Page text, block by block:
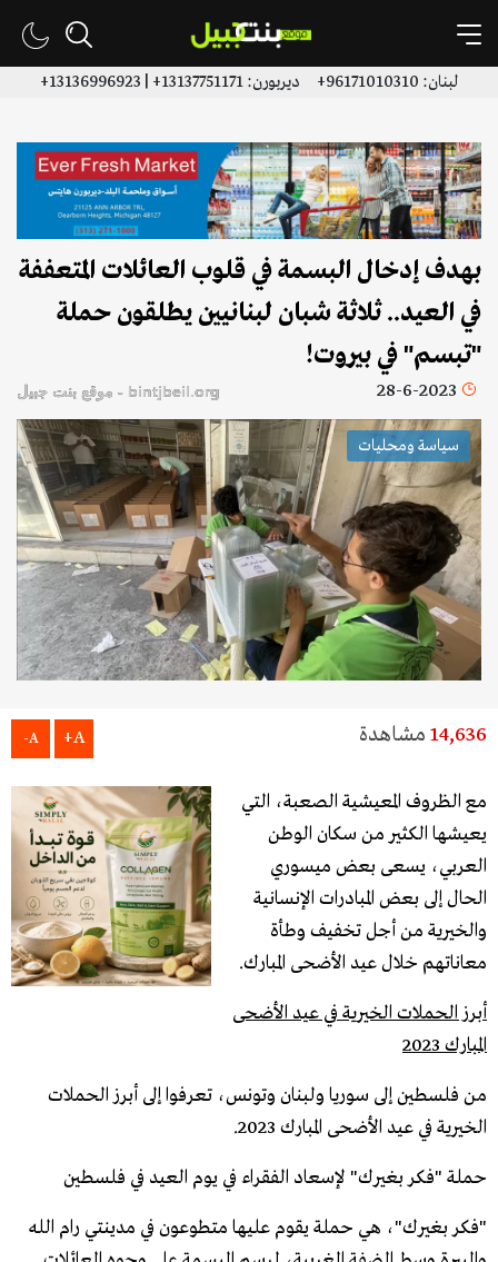
لبنان: 96171010310+ ديربورن: 13137751171+ | 13136996923+
بهدف إدخال البسمة في قلوب العائلات المتعففة
في العيد.. ثلاثة شبان لبنانيين يطلقون حملة
"تبسم" في بيروت!
28-6-2023 bintjbeil.org - موقع بنت جبيل
سياسة ومحليات
14,636 مشاهدة A+
A-
مع الظروف المعيشية الصعبة، التي
يعيشها الكثير من سكان الوطن
العربي، يسعى بعض ميسوري
الحال إلى بعض المبادرات الإنسانية
والخيرية من أجل تخفيف وطأة
معاناتهم خلال عيد الأضحى المبارك.
أبرز الحملات الخيرية في عيد الأضحى
المبارك 2023
من فلسطين إلى سوريا ولبنان وتونس، تعرفوا إلى أبرز الحملات
الخيرية في عيد الأضحى المبارك 2023.
حملة "فكر بغيرك" لإسعاد الفقراء في يوم العيد في فلسطين
"فكر بغيرك"، هي حملة يقوم عليها متطوعون في مدينتي رام الله